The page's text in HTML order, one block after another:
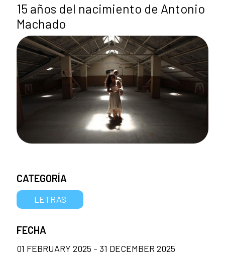
15 años del nacimiento de Antonio
Machado
CATEGORÍA
LETRAS
FECHA
01 FEBRUARY 2025 - 31 DECEMBER 2025